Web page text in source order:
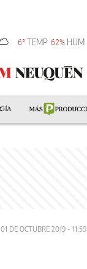
6°TEMP 62% HUM
01 DE OCTUBRE 2019 - 11:59